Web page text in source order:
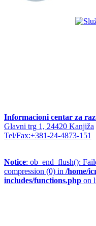
Informacioni centar za
Glavni trg 1, 24420 Kanjiža
Tel/Fax:+381-24-4873-151
Notice: ob_end_flush():
compression (0) in /home/
includes/functions.php on